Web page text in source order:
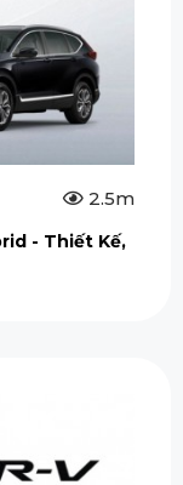
2.5m
- Thiết Kế,